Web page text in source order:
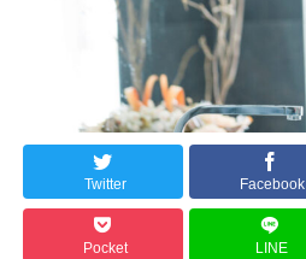
Twitter Facebook
Pocket LINE